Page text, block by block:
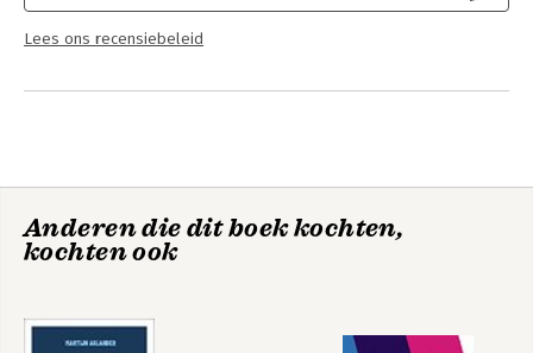
Lees ons recensiebeleid
Anderen die dit boek kochten,
kochten ook